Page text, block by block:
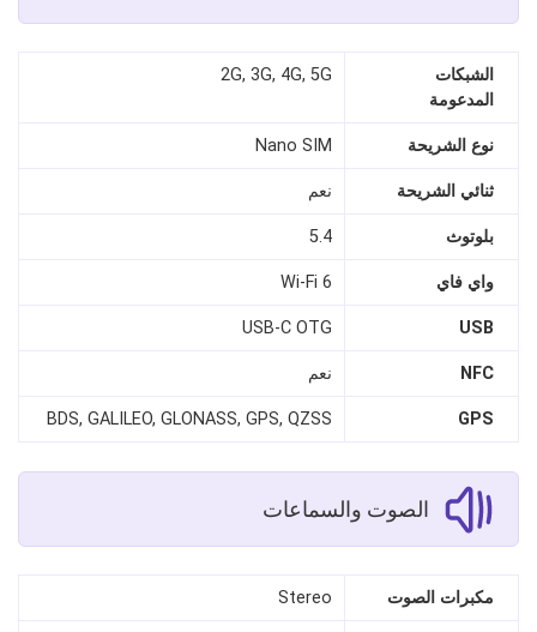
الشبكات
المدعومة
2G, 3G, 4G, 5G
نوع الشريحة Nano SIM
ثنائي الشريحة نعم
بلوتوث 5.4
واي فاي Wi-Fi 6
USB
USB-C OTG
NFC نعم
GPS
BDS, GALILEO, GLONASS, GPS, QZSS
الصوت والسماعات
مكبرات الصوت Stereo